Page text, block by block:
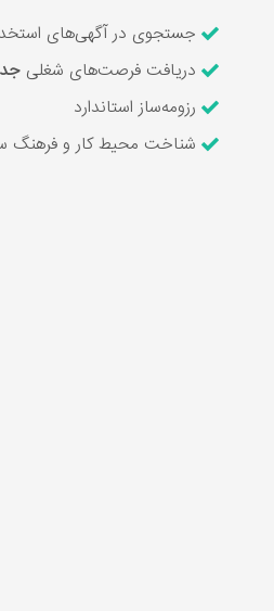
جستجوی در آگهی‌های استخدام ۶,۲۲۸ شرکت معتبر و ارسال رزومه با
دریافت فرصت‌های شغلی
رزومه‌ساز استاندارد
شناخت محیط کار و فرهنگ